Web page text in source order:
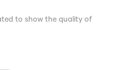
to show the quality of